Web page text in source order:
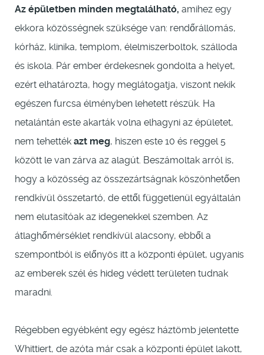
Az épületben minden megtalálható, amihez egy
ekkora közösségnek szüksége van: rendőrállomás,
kórház, klinika, templom, élelmiszerboltok, szálloda
és iskola. Pár ember érdekesnek gondolta a helyet,
ezért elhatározta, hogy meglátogatja, viszont nekik
egészen furcsa élményben lehetett részük. Ha
netalántán este akarták volna elhagyni az épületet,
nem tehették azt meg, hiszen este 10 és reggel 5
között le van zárva az alagút. Beszámoltak arról is,
hogy a közösség az összezártságnak köszönhetően
rendkívül összetartó, de ettől függetlenül egyáltalán
nem elutasítóak az idegenekkel szemben. Az
átlaghőmérséklet rendkívül alacsony, ebből a
szempontból is előnyös itt a központi épület, ugyanis
az emberek szél és hideg védett területen tudnak
maradni.
Régebben egyébként egy egész háztömb jelentette
Whittiert, de azóta már csak a központi épület lakott,